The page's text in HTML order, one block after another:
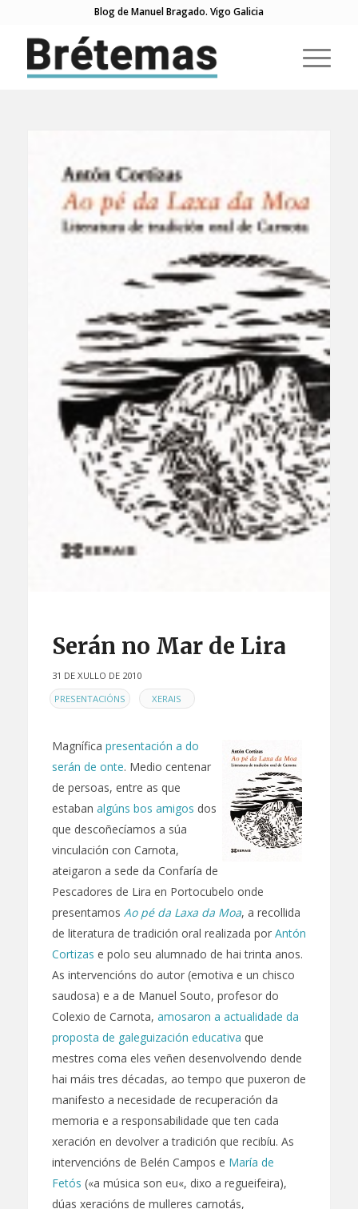
Blog de Manuel Bragado. Vigo Galicia
Serán no Mar de Lira
31 DE XULLO DE 2010
ENPRESENTACIÓNS , XERAIS
Magnífica presentación a do
serán de onte. Medio centenar
de persoas, entre as que
estaban algúns bos amigos dos
que descoñecíamos a súa
vinculación con Carnota,
ateigaron a sede da Confaría de
Pescadores de Lira en Portocubelo onde
presentamos Ao pé da Laxa da Moa, a recollida
de literatura de tradición oral realizada por Antón
Cortizas e polo seu alumnado de hai trinta anos.
As intervencións do autor (emotiva e un chisco
saudosa) e a de Manuel Souto, profesor do
Colexio de Carnota, amosaron a actualidade da
proposta de galeguización educativa que
mestres coma eles veñen desenvolvendo dende
hai máis tres décadas, ao tempo que puxeron de
manifesto a necesidade de recuperación da
memoria e a responsabilidade que ten cada
xeración en devolver a tradición que recibíu. As
intervencións de Belén Campos e María de
Fetós («a música son eu«, dixo a regueifeira),
dúas xeracións de mulleres carnotás,